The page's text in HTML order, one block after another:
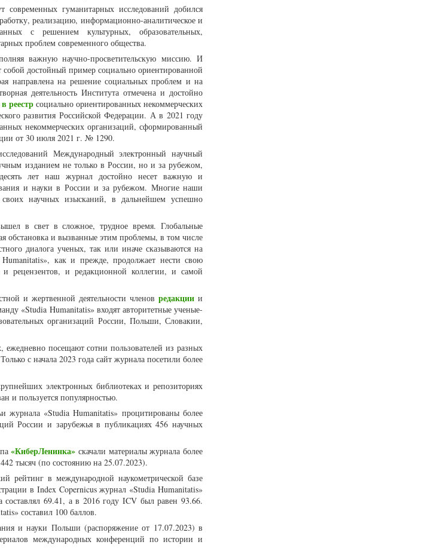
современных гуманитарных исследований добился
реализацию, информационно-аналитическое и
с решением культурных, образовательных,
проблем современного общества.
важную научно-просветительскую миссию. И
достойный пример социально ориентированной
направлена на решение социальных проблем и на
деятельность Института отмечена и достойно
реестр социально ориентированных некоммерческих
развития Российской Федерации. А в 2021 году
некоммерческих организаций, сформированный
от 30 июля 2021 г. № 1290.
Международный электронный научный
изданием не только в России, но и за рубежом,
лет наш журнал достойно несет важную и
и науки в России и за рубежом. Многие наши
своих научных изысканий, в дальнейшем успешно
в свет в сложное, трудное время. Глобальные
обстановка и вызванные этим проблемы, в том числе
диалога ученых, так или иначе сказываются на
как и прежде, продолжает нести свою
рецензентов, и редакционной коллегии, и самой
и жертвенной деятельности членов редакциии
«Studia Humanitatis» входят авторитетные ученые-
организаций России, Польши, Словакии,
ежедневно посещают сотни пользователей из разных
с начала 2023 года сайт журнала посетили более
электронных библиотеках и репозиториях
и пользуется популярностью.
журнала «Studia Humanitatis» процитированы более
России и зарубежья в публикациях 456 научных
«КиберЛенинка» скачали материалы журнала более
тысяч (по состоянию на 25.07.2023).
рейтинг в международной наукометрической базе
в Index Copernicus журнал «Studia Humanitatis»
69.41, а в 2016 году ICV был равен 93.66.
составил 100 баллов.
и науки Польши (распоряжение от 17.07.2023) в
международных конференций по истории и